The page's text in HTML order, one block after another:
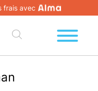
frais avec